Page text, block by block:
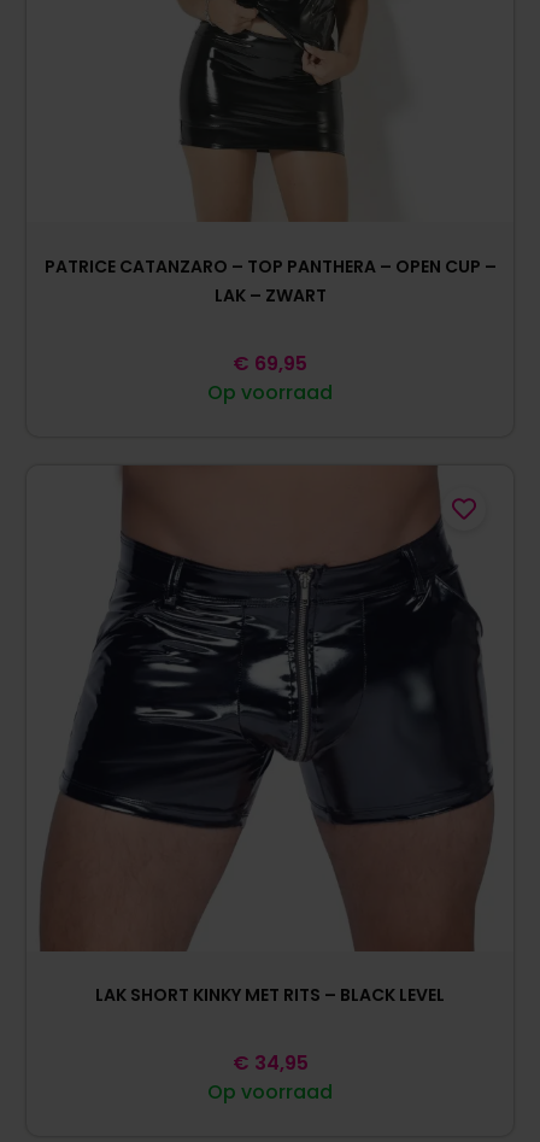
PATRICE CATANZARO – TOP PANTHERA – OPEN CUP –
LAK – ZWART
Op voorraad
€ 69,95
LAK SHORT KINKY MET RITS – BLACK LEVEL
Op voorraad
€ 34,95